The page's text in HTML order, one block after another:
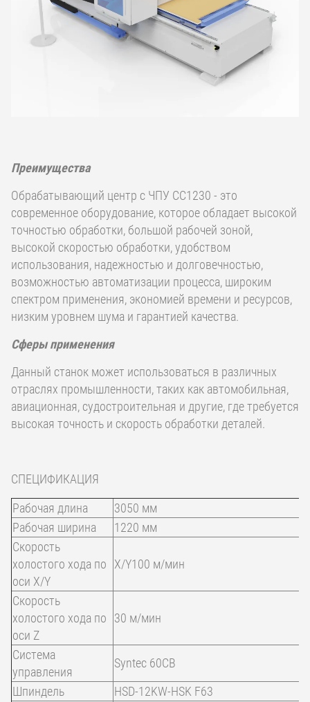
Преимущества
Обрабатывающий центр с ЧПУ CC1230 - это
современное оборудование, которое обладает высокой
точностью обработки, большой рабочей зоной,
высокой скоростью обработки, удобством
использования, надежностью и долговечностью,
возможностью автоматизации процесса, широким
спектром применения, экономией времени и ресурсов,
низким уровнем шума и гарантией качества.
Сферы применения
Данный станок может использоваться в различных
отраслях промышленности, таких как автомобильная,
авиационная, судостроительная и другие, где требуется
высокая точность и скорость обработки деталей.
СПЕЦИФИКАЦИЯ
Рабочая длина
3050 мм
Рабочая ширина
1220 мм
Скорость
холостого хода по
оси X/Y
X/Y100 м/мин
Скорость
холостого хода по
оси Z
30 м/мин
Система
управления
Syntec 60CB
Шпиндель
HSD-12KW-HSK F63